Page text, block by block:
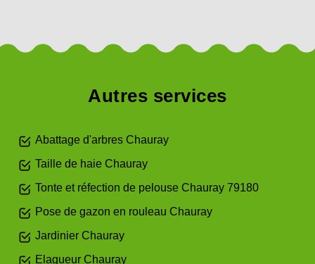
Autres services
Abattage d'arbres Chauray
Taille de haie Chauray
Tonte et réfection de pelouse Chauray 79180
Pose de gazon en rouleau Chauray
Jardinier Chauray
Elagueur Chauray